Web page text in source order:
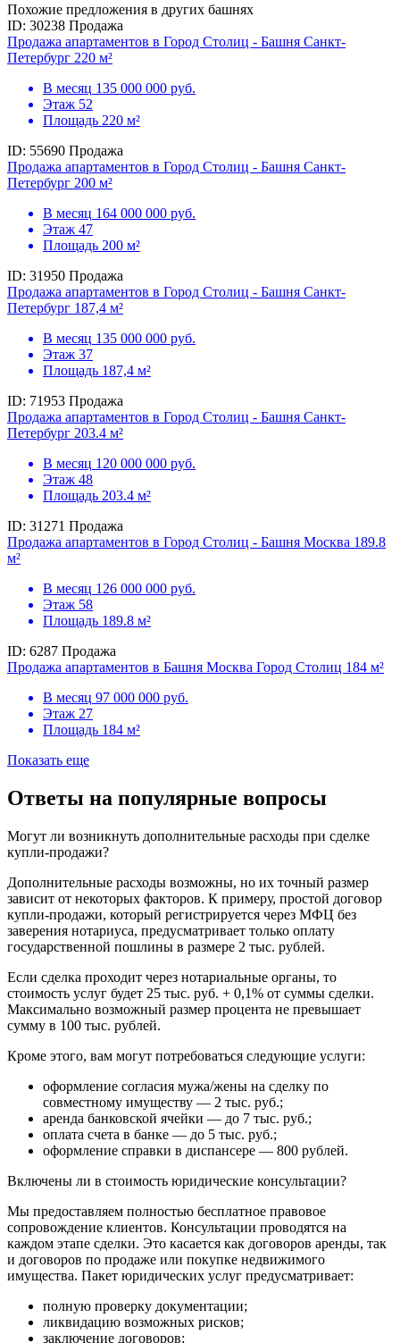
Похожие предложения в других башнях
ID: 30238 Продажа
Продажа апартаментов в Город Столиц - Башня Санкт-
Петербург 220 м²
В месяц 135 000 000 руб.
Этаж 52
Площадь 220 м²
ID: 55690 Продажа
Продажа апартаментов в Город Столиц - Башня Санкт-
Петербург 200 м²
В месяц 164 000 000 руб.
Этаж 47
Площадь 200 м²
ID: 31950 Продажа
Продажа апартаментов в Город Столиц - Башня Санкт-
Петербург 187,4 м²
В месяц 135 000 000 руб.
Этаж 37
Площадь 187,4 м²
ID: 71953 Продажа
Продажа апартаментов в Город Столиц - Башня Санкт-
Петербург 203.4 м²
В месяц 120 000 000 руб.
Этаж 48
Площадь 203.4 м²
ID: 31271 Продажа
Продажа апартаментов в Город Столиц - Башня Москва 189.8
м²
В месяц 126 000 000 руб.
Этаж 58
Площадь 189.8 м²
ID: 6287 Продажа
Продажа апартаментов в Башня Москва Город Столиц 184 м²
В месяц 97 000 000 руб.
Этаж 27
Площадь 184 м²
Показать еще
Ответы на популярные вопросы
Могут ли возникнуть дополнительные расходы при сделке
купли-продажи?
Дополнительные расходы возможны, но их точный размер
зависит от некоторых факторов. К примеру, простой договор
купли-продажи, который регистрируется через МФЦ без
заверения нотариуса, предусматривает только оплату
государственной пошлины в размере 2 тыс. рублей.
Если сделка проходит через нотариальные органы, то
стоимость услуг будет 25 тыс. руб. + 0,1% от суммы сделки.
Максимально возможный размер процента не превышает
сумму в 100 тыс. рублей.
Кроме этого, вам могут потребоваться следующие услуги:
оформление согласия мужа/жены на сделку по
совместному имуществу — 2 тыс. руб.;
аренда банковской ячейки — до 7 тыс. руб.;
оплата счета в банке — до 5 тыс. руб.;
оформление справки в диспансере — 800 рублей.
Включены ли в стоимость юридические консультации?
Мы предоставляем полностью бесплатное правовое
сопровождение клиентов. Консультации проводятся на
каждом этапе сделки. Это касается как договоров аренды, так
и договоров по продаже или покупке недвижимого
имущества. Пакет юридических услуг предусматривает:
полную проверку документации;
ликвидацию возможных рисков;
заключение договоров;